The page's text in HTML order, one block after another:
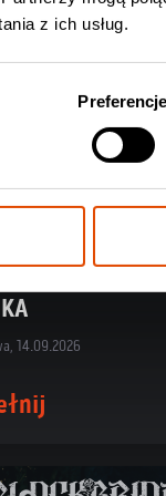
z ich usług.
Preferencje
14.09.2026